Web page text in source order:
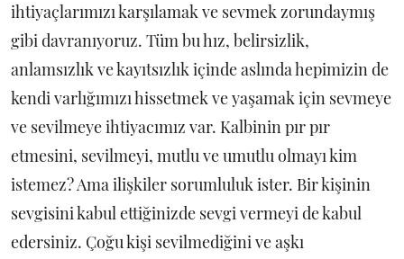
ihtiyaçlarımızı karşılamak ve sevmek zorundaymış
gibi davranıyoruz. Tüm bu hız, belirsizlik,
anlamsızlık ve kayıtsızlık içinde aslında hepimizin de
kendi varlığımızı hissetmek ve yaşamak için sevmeye
ve sevilmeye ihtiyacımız var. Kalbinin pır pır
etmesini, sevilmeyi, mutlu ve umutlu olmayı kim
istemez? Ama ilişkiler sorumluluk ister. Bir kişinin
sevgisini kabul ettiğinizde sevgi vermeyi de kabul
edersiniz. Çoğu kişi sevilmediğini ve aşkı